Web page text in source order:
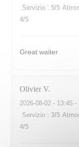
Servizio : 5/5
4/5
Great waiter
Olivier V
2026-08-02 - 13:45 -
Servizio : 3/5
4/5